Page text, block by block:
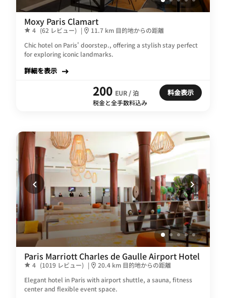
Moxy Paris Clamart
4 (62 レビュー) |
11.7 km 目的地からの距離
Chic hotel on Paris' doorstep., offering a stylish stay perfect
for exploring iconic landmarks.
詳細を表示
200 EUR / 泊
税金と全手数料込み
料金表示
Paris Marriott Charles de Gaulle Airport Hotel
4 (1019 レビュー) |
20.4 km 目的地からの距離
Elegant hotel in Paris with airport shuttle, a sauna, fitness
center and flexible event space.